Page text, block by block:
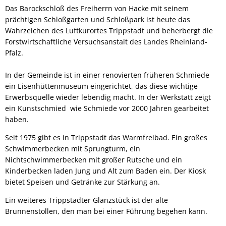
Das Barockschloß des Freiherrn von Hacke mit seinem
prächtigen Schloßgarten und Schloßpark ist heute das
Wahrzeichen des Luftkurortes Trippstadt und beherbergt die
Forstwirtschaftliche Versuchsanstalt des Landes Rheinland-
Pfalz.
In der Gemeinde ist in einer renovierten früheren Schmiede
ein Eisenhüttenmuseum eingerichtet, das diese wichtige
Erwerbsquelle wieder lebendig macht. In der Werkstatt zeigt
ein Kunstschmied wie Schmiede vor 2000 Jahren gearbeitet
haben.
Seit 1975 gibt es in Trippstadt das Warmfreibad. Ein großes
Schwimmerbecken mit Sprungturm, ein
Nichtschwimmerbecken mit großer Rutsche und ein
Kinderbecken laden Jung und Alt zum Baden ein. Der Kiosk
bietet Speisen und Getränke zur Stärkung an.
Ein weiteres Trippstadter Glanzstück ist der alte
Brunnenstollen, den man bei einer Führung begehen kann.